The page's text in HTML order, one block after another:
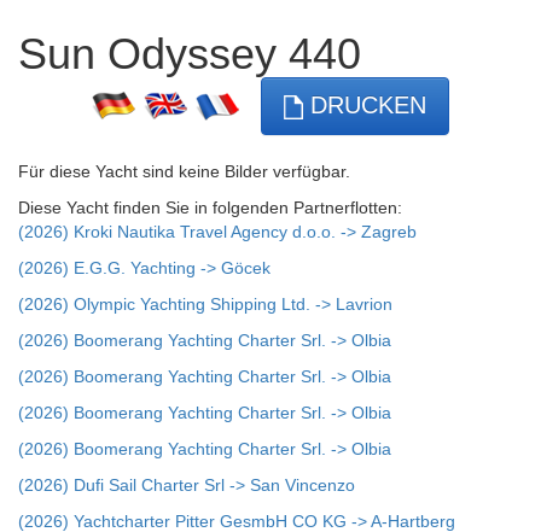
Sun Odyssey 440
DRUCKEN
Für diese Yacht sind keine Bilder verfügbar.
Diese Yacht finden Sie in folgenden Partnerflotten:
(2026) Kroki Nautika Travel Agency d.o.o. -> Zagreb
(2026) E.G.G. Yachting -> Göcek
(2026) Olympic Yachting Shipping Ltd. -> Lavrion
(2026) Boomerang Yachting Charter Srl. -> Olbia
(2026) Boomerang Yachting Charter Srl. -> Olbia
(2026) Boomerang Yachting Charter Srl. -> Olbia
(2026) Boomerang Yachting Charter Srl. -> Olbia
(2026) Dufi Sail Charter Srl -> San Vincenzo
(2026) Yachtcharter Pitter GesmbH CO KG -> A-Hartberg